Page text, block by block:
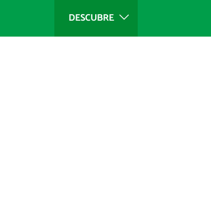
DESCUBRE